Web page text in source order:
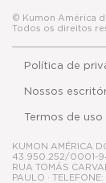
© Kumon América
Todos os direitos
Política de
Termos de uso
Nossos
KUMON AMÉRICA
43.950.252/0001-94
RUA TOMÁS
PAULO ·